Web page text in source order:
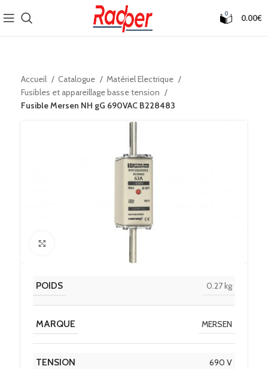
0 0.00€
Accueil Catalogue
Matériel Electrique
Fusibles et appareillage basse tension
Fusible Mersen NH gG 690VAC B228483
POIDS 0.27 kg
MARQUE MERSEN
TENSION 690 V